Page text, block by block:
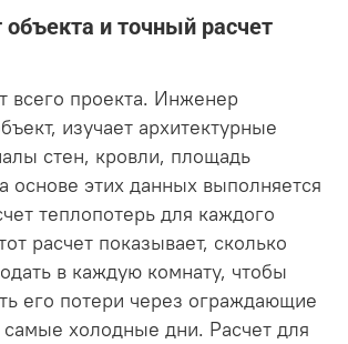
и точный расчет
всего проекта. Инженер
изучает архитектурные
стен, кровли, площадь
основе этих данных выполняется
теплопотерь для каждого
расчет показывает, сколько
в каждую комнату, чтобы
его потери через ограждающие
самые холодные дни. Расчет для